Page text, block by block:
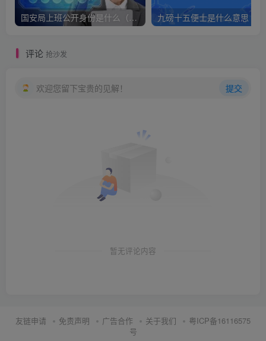
国安局上班公开身份是什么（国安身份对家人保密吗）
评论 抢沙发
欢迎您留下宝贵的见解！ 提交
暂无评论内容
友链申请 免责声明 广告合作 关于我们
粤ICP备16116575
号